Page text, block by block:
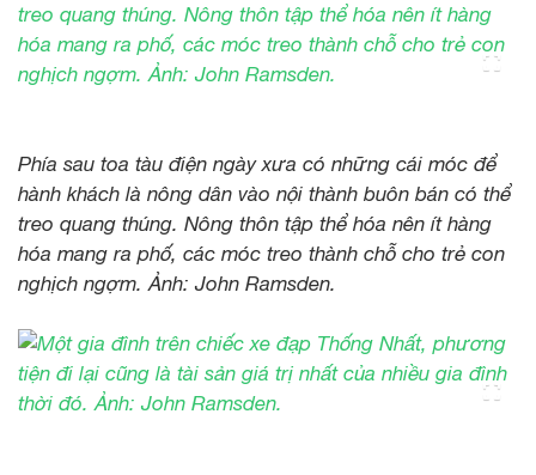
Phía sau toa tàu điện ngày xưa có những cái móc để
hành khách là nông dân vào nội thành buôn bán có thể
treo quang thúng. Nông thôn tập thể hóa nên ít hàng
hóa mang ra phố, các móc treo thành chỗ cho trẻ con
nghịch ngợm. Ảnh: John Ramsden.